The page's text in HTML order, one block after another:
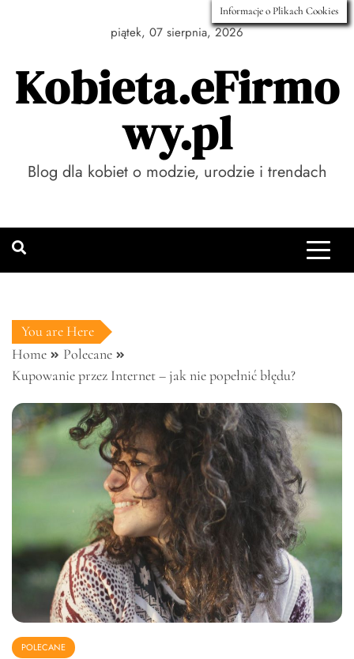
piątek, 07 sierpnia, 2026
Kobieta.eFirmo
wy.pl
Blog dla kobiet o modzie, urodzie i trendach
You are Here
Home
Polecane
Kupowanie przez Internet – jak nie popełnić błędu?
POLECANE
Informacje o Plikach Cookies